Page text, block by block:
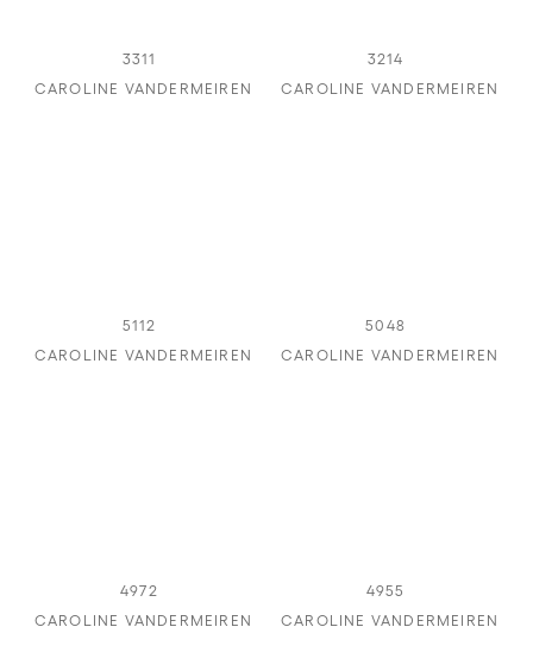
3311
CAROLINE VANDERMEIREN
3214
CAROLINE VANDERMEIREN
5112
CAROLINE VANDERMEIREN
5048
CAROLINE VANDERMEIREN
4972
CAROLINE VANDERMEIREN
4955
CAROLINE VANDERMEIREN